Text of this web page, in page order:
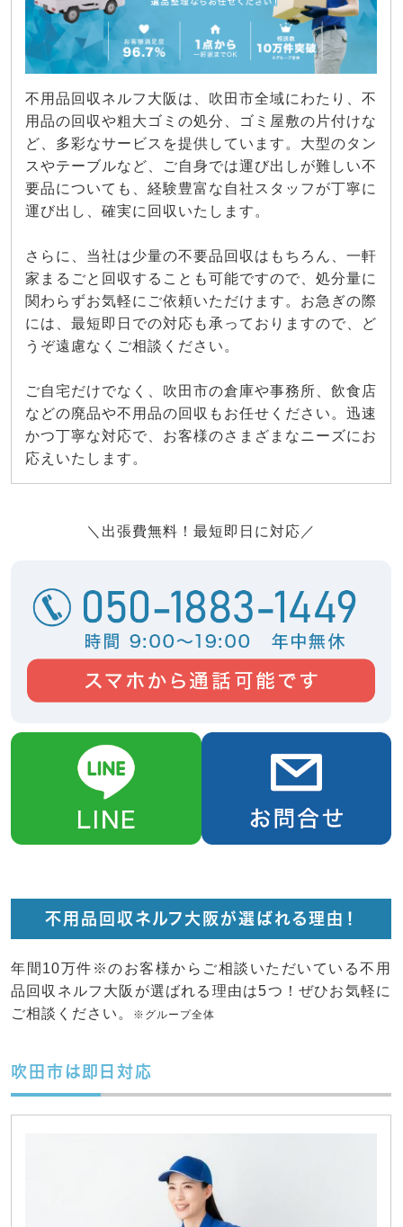
不用品回収ネルフ大阪は、吹田市全域にわたり、不
用品の回収や粗大ゴミの処分、ゴミ屋敷の片付けな
ど、多彩なサービスを提供しています。大型のタン
スやテーブルなど、ご自身では運び出しが難しい不
要品についても、経験豊富な自社スタッフが丁寧に
運び出し、確実に回収いたします。
さらに、当社は少量の不要品回収はもちろん、一軒
家まるごと回収することも可能ですので、処分量に
関わらずお気軽にご依頼いただけます。お急ぎの際
には、最短即日での対応も承っておりますので、ど
うぞ遠慮なくご相談ください。
ご自宅だけでなく、吹田市の倉庫や事務所、飲食店
などの廃品や不用品の回収もお任せください。迅速
かつ丁寧な対応で、お客様のさまざまなニーズにお
応えいたします。
＼出張費無料！最短即日に対応／
不用品回収ネルフ大阪が選ばれる理由！
年間10万件※のお客様からご相談いただいている不用
品回収ネルフ大阪が選ばれる理由は5つ！ぜひお気軽に
ご相談ください。
※グループ全体
吹田市は即日対応